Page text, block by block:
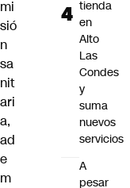
mi
sió
n
sa
nit
ari
a,
ad
e
m
tienda
en
Alto
Las
Condes
y
suma
nuevos
servicios
A
pesar